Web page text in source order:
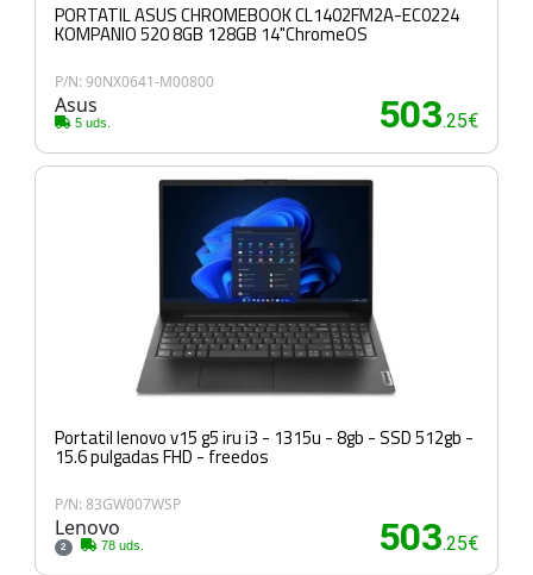
PORTATIL ASUS CHROMEBOOK CL1402FM2A-EC0224
KOMPANIO 520 8GB 128GB 14"ChromeOS
P/N: 90NX0641-M00800
Asus
5 uds. 503.25€
Portatil lenovo v15 g5 iru i3 - 1315u - 8gb - SSD 512gb -
15.6 pulgadas FHD - freedos
P/N: 83GW007WSP
Lenovo
2 78 uds. 503.25€